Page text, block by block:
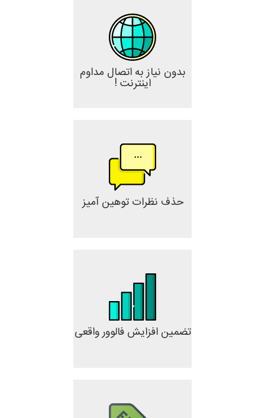
بدون نیاز به اتصال مداوم
اینترنت !
حذف نظرات توهین آمیز
تضمین افزایش فالوور واقعی